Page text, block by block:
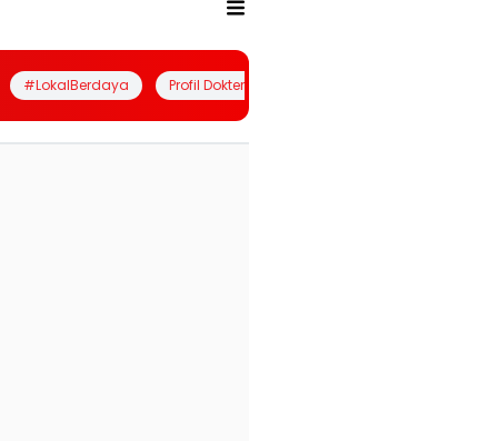
#LokalBerdaya Profil Dokter